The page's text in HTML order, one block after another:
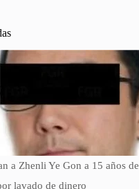
a Zhenli Ye Gon a 15 años de
lavado de dinero